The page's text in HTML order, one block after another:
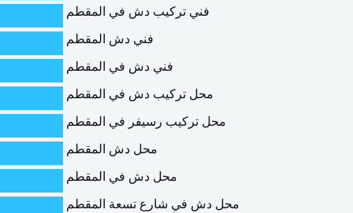
فني تركيب دش في المقطم
فني دش المقطم
فني دش في المقطم
محل تركيب دش في المقطم
محل تركيب رسيفر في المقطم
محل دش المقطم
محل دش في المقطم
محل دش في شارع تسعة المقطم